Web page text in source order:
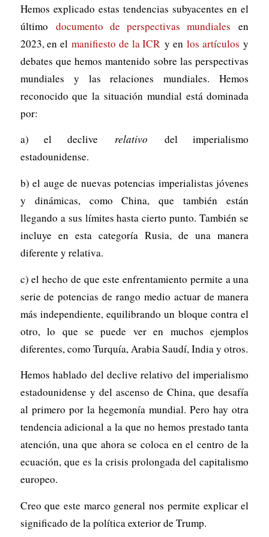
Hemos explicado estas tendencias subyacentes en el
último documento de perspectivas mundiales en
2023, en elmanifiesto de la ICR y enlos artículos y
debates que hemos mantenido sobre las perspectivas
mundiales y las relaciones mundiales. Hemos
reconocido que la situación mundial está dominada
por:
a) el declive relativo del imperialismo
estadounidense.
b) el auge de nuevas potencias imperialistas jóvenes
y dinámicas, como China, que también están
llegando a sus límites hasta cierto punto. También se
incluye en esta categoría Rusia, de una manera
diferente y relativa.
c) el hecho de que este enfrentamiento permite a una
serie de potencias de rango medio actuar de manera
más independiente, equilibrando un bloque contra el
otro, lo que se puede ver en muchos ejemplos
diferentes, como Turquía, Arabia Saudí, India y otros.
Hemos hablado del declive relativo del imperialismo
estadounidense y del ascenso de China, que desafía
al primero por la hegemonía mundial. Pero hay otra
tendencia adicional a la que no hemos prestado tanta
atención, una que ahora se coloca en el centro de la
ecuación, que es la crisis prolongada del capitalismo
europeo.
Creo que este marco general nos permite explicar el
significado de la política exterior de Trump.